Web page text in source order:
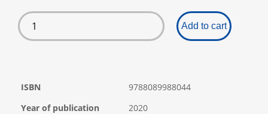
Add to cart
ISBN
9788089988044
Year of publication
2020